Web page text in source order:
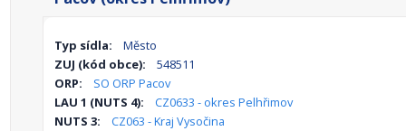
Typ sídla:
Město
ZUJ (kód obce):
548511
ORP:
SO ORP Pacov
LAU 1 (NUTS 4):
CZ0633 - okres Pelhřimov
NUTS 3:
CZ063 - Kraj Vysočina